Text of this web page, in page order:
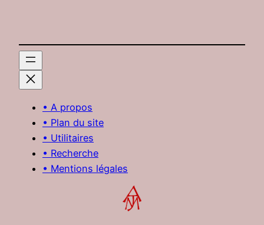
• A propos
• Plan du site
• Utilitaires
• Recherche
• Mentions légales